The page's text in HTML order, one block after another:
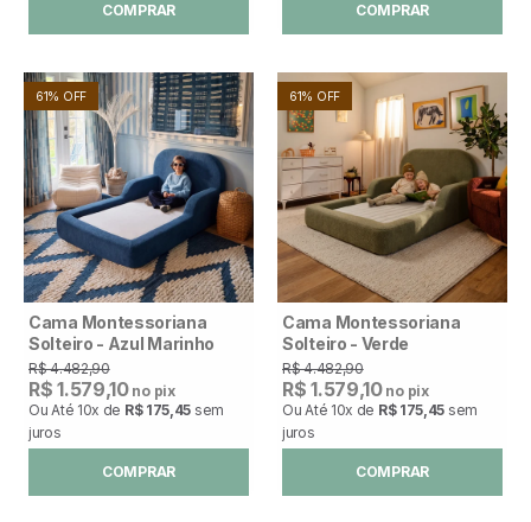
COMPRAR COMPRAR
61% OFF
Cama Montessoriana
Solteiro - Azul Marinho
R$ 4.482,90
R$ 1.579,10no pix
Ou Até 10x de R$ 175,45 sem
juros
COMPRAR
61% OFF
Cama Montessoriana
Solteiro - Verde
R$ 4.482,90
R$ 1.579,10no pix
Ou Até 10x de R$ 175,45 sem
juros
COMPRAR